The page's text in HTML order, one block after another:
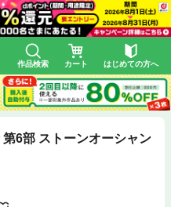
作品検索 カート はじめての方へ
6部 ストーンオーシャン